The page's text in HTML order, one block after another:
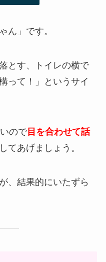
ん」です。
とす、トイレの横で
って！」というサイ
ので目を合わせて話
してあげましょう。
、結果的にいたずら